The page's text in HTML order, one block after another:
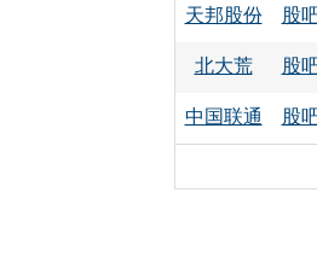
天邦股份 股
北大荒 股
中国联通 股